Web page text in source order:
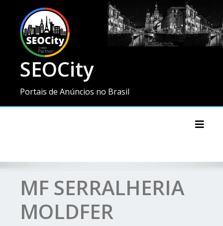
SEOCity
Portais de Anúncios no Brasil
MF SERRALHERIA
MOLDFER